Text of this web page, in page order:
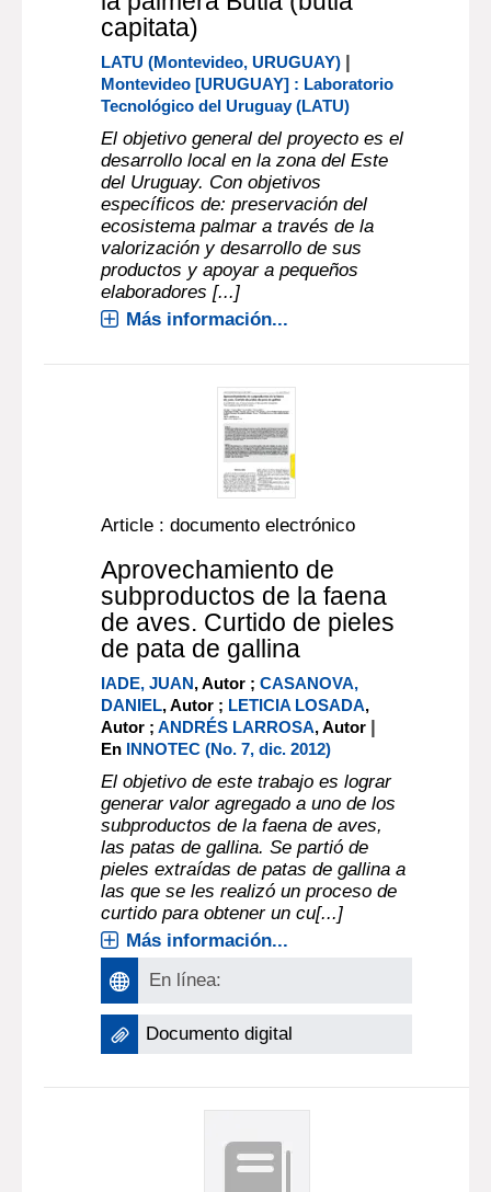
capitata)
LATU (Montevideo, URUGUAY) |
Montevideo [URUGUAY] : Laboratorio
Tecnológico del Uruguay (LATU)
El objetivo general del proyecto es el
desarrollo local en la zona del Este
del Uruguay. Con objetivos
específicos de: preservación del
ecosistema palmar a través de la
valorización y desarrollo de sus
productos y apoyar a pequeños
elaboradores [...]
Más información...
Article : documento electrónico
Aprovechamiento de
subproductos de la faena
de aves. Curtido de pieles
de pata de gallina
IADE, JUAN, Autor ;CASANOVA,
DANIEL, Autor ; LETICIA LOSADA,
Autor ;ANDRÉS LARROSA, Autor |
En INNOTEC (No. 7, dic. 2012)
El objetivo de este trabajo es lograr
generar valor agregado a uno de los
subproductos de la faena de aves,
las patas de gallina. Se partió de
pieles extraídas de patas de gallina a
las que se les realizó un proceso de
curtido para obtener un cu[...]
Más información...
En línea:
Documento digital